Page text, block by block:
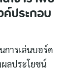
ค์ประกอบ
การเล่นบอร์ด
ผลประโยชน์